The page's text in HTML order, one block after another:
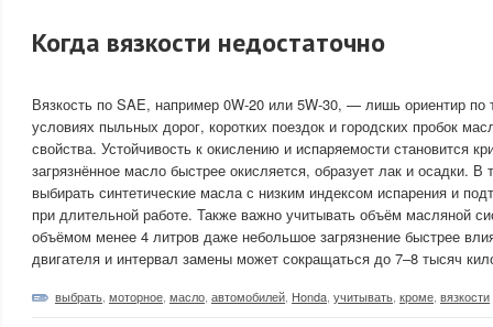
Когда вязкости недостаточно
Вязкость по SAE, например 0W-20 или 5W-30, — лишь ориентир
условиях пыльных дорог, коротких поездок и городских пробок
свойства. Устойчивость к окислению и испаряемости становится
загрязнённое масло быстрее окисляется, образует лак и осадки. В
выбирать синтетические масла с низким индексом испарения и
при длительной работе. Также важно учитывать объём масляной
объёмом менее 4 литров даже небольшое загрязнение быстрее
двигателя и интервал замены может сокращаться до 7–8 тысяч
выбрать моторное масло автомобилей Honda учитывать кроме вязкости